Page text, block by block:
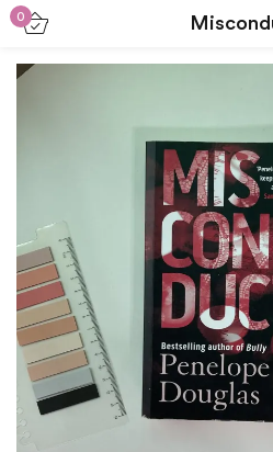
0
Sign
Lost password?
Log in
Create an